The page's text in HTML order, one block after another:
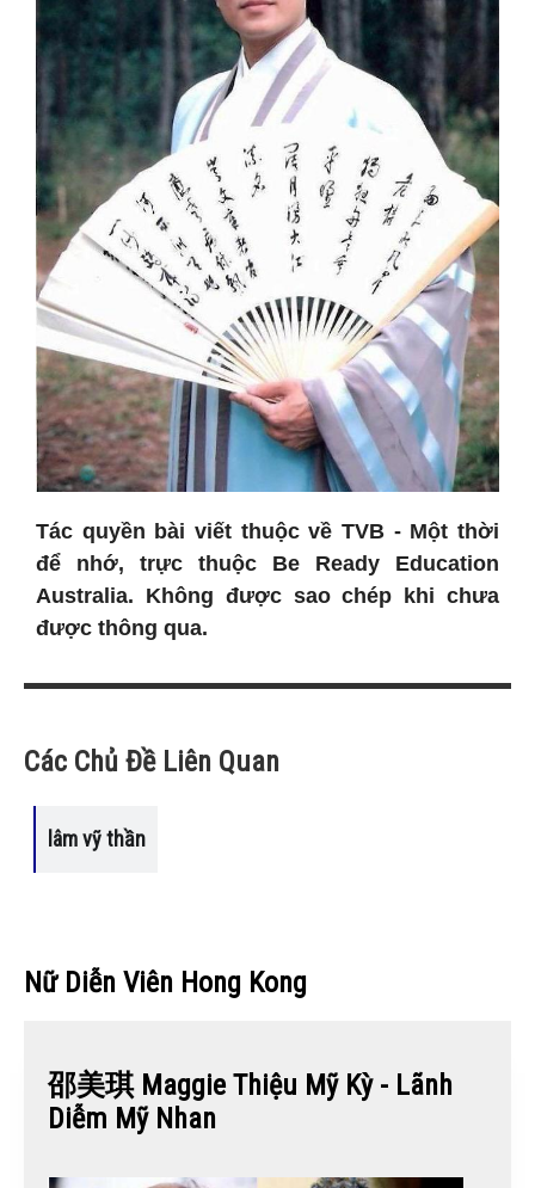
Tác quyền bài viết thuộc về TVB - Một thời
để nhớ, trực thuộc Be Ready Education
Australia. Không được sao chép khi chưa
được thông qua.
Các Chủ Đề Liên Quan
lâm vỹ thần
Nữ Diễn Viên Hong Kong
邵美琪 Maggie Thiệu Mỹ Kỳ - Lãnh
Diễm Mỹ Nhan